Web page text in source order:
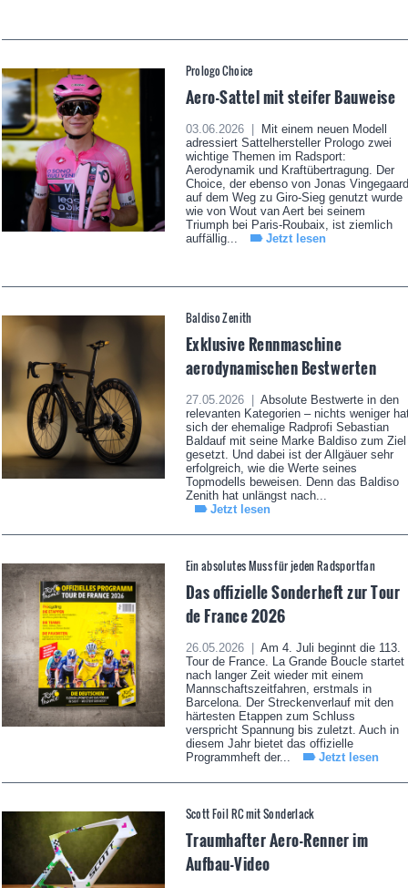
Prologo Choice
Aero-Sattel mit steifer Bauweise
03.06.2026 |
Mit einem neuen Modell
adressiert Sattelhersteller Prologo zwei
wichtige Themen im Radsport:
Aerodynamik und Kraftübertragung. Der
Choice, der ebenso von Jonas Vingegaard
auf dem Weg zu Giro-Sieg genutzt wurde
wie von Wout van Aert bei seinem
Triumph bei Paris-Roubaix, ist ziemlich
auffällig...
Jetzt lesen
Baldiso Zenith
Exklusive Rennmaschine
aerodynamischen Bestwerten
27.05.2026 |
Absolute Bestwerte in den
relevanten Kategorien – nichts weniger
sich der ehemalige Radprofi Sebastian
Baldauf mit seine Marke Baldiso zum Ziel
gesetzt. Und dabei ist der Allgäuer sehr
erfolgreich, wie die Werte seines
Topmodells beweisen. Denn das Baldiso
Zenith hat unlängst nach...
Jetzt lesen
Ein absolutes Muss für jeden Radsportfan
Das offizielle Sonderheft zur Tour
de France 2026
26.05.2026 |
Am 4. Juli beginnt die 113.
Tour de France. La Grande Boucle startet
nach langer Zeit wieder mit einem
Mannschaftszeitfahren, erstmals in
Barcelona. Der Streckenverlauf mit den
härtesten Etappen zum Schluss
verspricht Spannung bis zuletzt. Auch in
diesem Jahr bietet das offizielle
Programmheft der...
Jetzt lesen
Scott Foil RC mit Sonderlack
Traumhafter Aero-Renner im
Aufbau-Video